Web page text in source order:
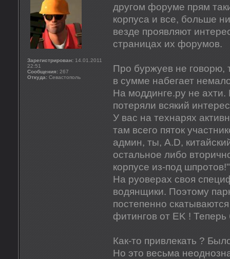
Зарегистрирован: 14.01.2011
22:51
Сообщения: 267
Откуда: Севастополь
другом форуме прям
корпуса и все, больше
везде проявляют
страницах их форумов.
Про буржуев не говорю,
в сумме набегает
На моддинге.ру не ахти.
потеряли всякий
У вас на технарях
там всего пяток
админ, ты, A.D,
остальное либо
корпусе из-под
На руоверах своя
водянщики. Поэтому
постепенно
фитингов от EK !
Как-то привлекать ?
Но это весьма